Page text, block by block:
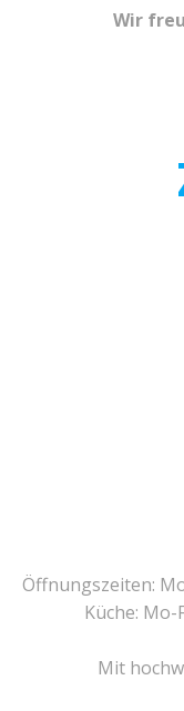
Wir
Öffnungszeiten:
Küche: Mo-
Mit